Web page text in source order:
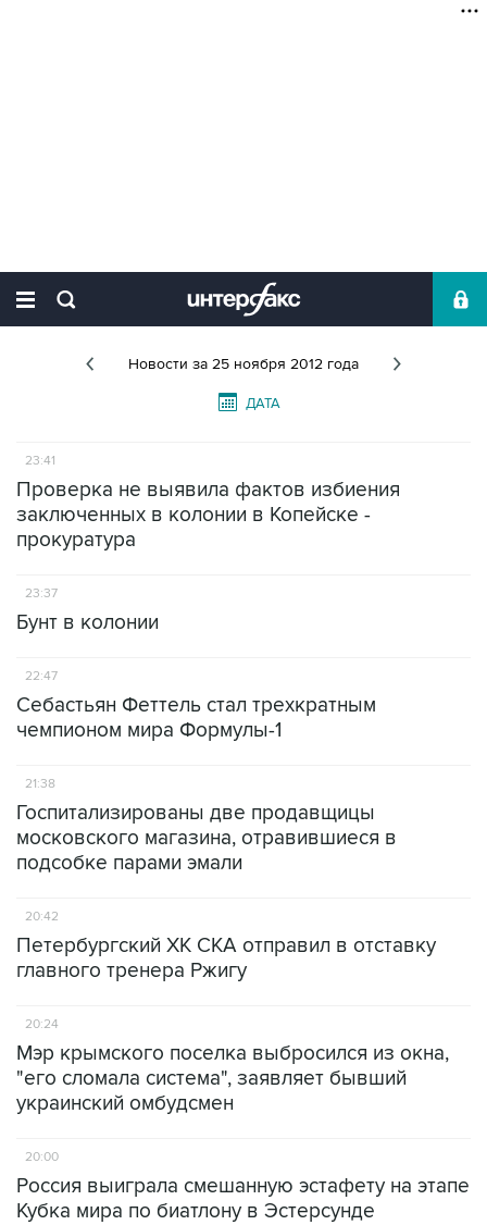
Новости за 25 ноября 2012 года
ДАТА
23:41
Проверка не выявила фактов избиения
заключенных в колонии в Копейске -
прокуратура
23:37
Бунт в колонии
22:47
Себастьян Феттель стал трехкратным
чемпионом мира Формулы-1
21:38
Госпитализированы две продавщицы
московского магазина, отравившиеся в
подсобке парами эмали
20:42
Петербургский ХК СКА отправил в отставку
главного тренера Ржигу
20:24
Мэр крымского поселка выбросился из окна,
"его сломала система", заявляет бывший
украинский омбудсмен
20:00
Россия выиграла смешанную эстафету на этапе
Кубка мира по биатлону в Эстерсунде